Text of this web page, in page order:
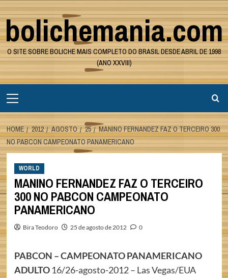
Skip
to
content
bolichemania.com
O SITE SOBRE BOLICHE MAIS COMPLETO DO BRASIL DESDE ABRIL DE 1998
(ANO XXVIII)
Menu
HOME 2012 AGOSTO 25
MANINO FERNANDEZ FAZ O TERCEIRO 300
NO PABCON CAMPEONATO PANAMERICANO
WORLD
MANINO FERNANDEZ FAZ O TERCEIRO
300 NO PABCON CAMPEONATO
PANAMERICANO
Bira Teodoro 25 de agosto de 2012 0
PABCON – CAMPEONATO PANAMERICANO
ADULTO 16/26-agosto-2012 – Las Vegas/EUA